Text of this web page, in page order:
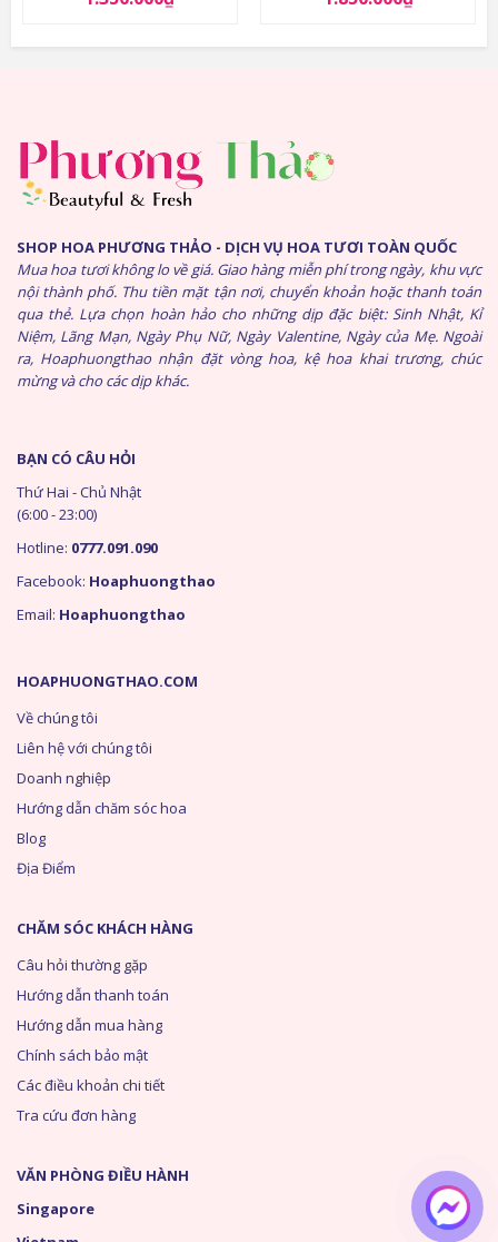
SHOP HOA PHƯƠNG THẢO - DỊCH VỤ HOA TƯƠI TOÀN QUỐC
Mua hoa tươi không lo về giá. Giao hàng miễn phí trong ngày, khu vực
nội thành phố. Thu tiền mặt tận nơi, chuyển khoản hoặc thanh toán
qua thẻ. Lựa chọn hoàn hảo cho những dịp đặc biệt: Sinh Nhật, Kỉ
Niệm, Lãng Mạn, Ngày Phụ Nữ, Ngày Valentine, Ngày của Mẹ. Ngoài
ra, Hoaphuongthao nhận đặt vòng hoa, kệ hoa khai trương, chúc
mừng và cho các dịp khác.
HOAPHUONGTHAO.COM
Về chúng tôi
Liên hệ với chúng tôi
Doanh nghiệp
Hướng dẫn chăm sóc hoa
Blog
Địa Điểm
CHĂM SÓC KHÁCH HÀNG
Câu hỏi thường gặp
Hướng dẫn thanh toán
Hướng dẫn mua hàng
Chính sách bảo mật
Các điều khoản chi tiết
Tra cứu đơn hàng
BẠN CÓ CÂU HỎI
Thứ Hai - Chủ Nhật
(6:00 - 23:00)
Hotline: 0777.091.090
Facebook: Hoaphuongthao
Email: Hoaphuongthao
VĂN PHÒNG ĐIỀU HÀNH
Singapore